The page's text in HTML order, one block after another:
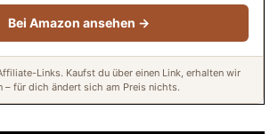
Bei Amazon ansehen →
Links. Kaufst du über einen Link, erhalten wir
– für dich ändert sich am Preis nichts.